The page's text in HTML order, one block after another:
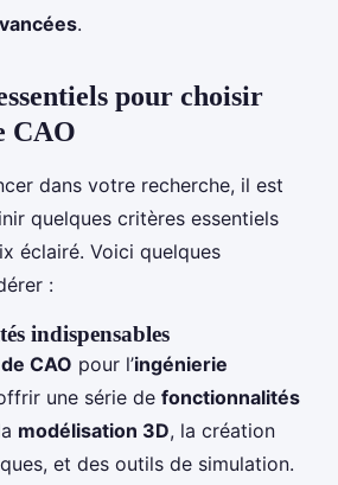
.
pour choisir
CAO
dans votre recherche, il est
quelques critères essentiels
éclairé. Voici quelques
:
indispensables
CAO pour l’ingénierie
une série de fonctionnalités
modélisation 3D, la création
et des outils de simulation.